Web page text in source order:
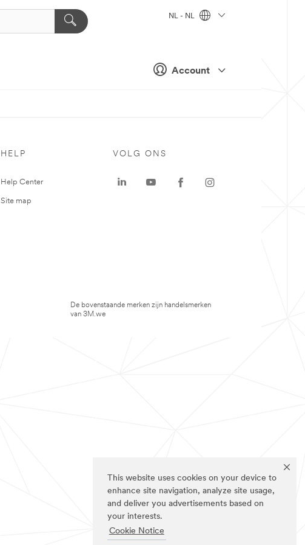
This website uses cookies on your device to
enhance site navigation, analyze site usage,
and deliver you advertisements based on
your interests.
Cookie Notice
Account
NL - NL
HELP
Help Center
Site map
VOLG ONS
De bovenstaande merken zijn handelsmerken
van 3M.we